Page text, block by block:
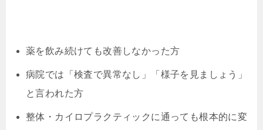
薬を飲み続けても改善しなかった方
病院では「検査で異常なし」「様子を見ましょう」
と言われた方
整体・カイロプラクティックに通っても根本的に変